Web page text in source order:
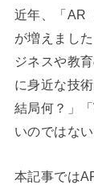
近年、「AR
が増えまし
ジネスや教
に身近な技
結局何？」
いのではな
本記事では